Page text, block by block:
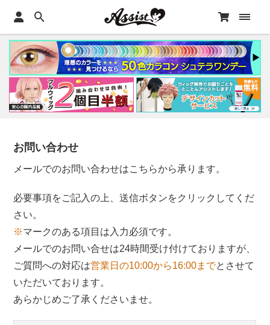
お問い合わせ
メールでのお問い合わせはこちらから承ります。
必要事項をご記入の上、送信ボタンをクリックしてくだ
さい。
※マークのある項目は入力必須です。
メールでのお問い合せは24時間受け付けておりますが、
ご質問への対応は営業日の10:00から16:00までとさせて
いただいております。
あらかじめご了承くださいませ。